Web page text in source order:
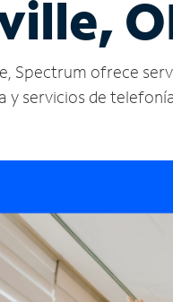
Spectrum ofrece
y servicios de